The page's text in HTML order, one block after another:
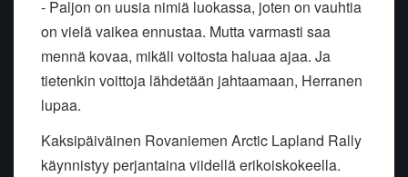
- Paljon on uusia nimiä luokassa, joten on vauhtia
on vielä vaikea ennustaa. Mutta varmasti saa
mennä kovaa, mikäli voitosta haluaa ajaa. Ja
tietenkin voittoja lähdetään jahtaamaan, Herranen
lupaa.
Kaksipäiväinen Rovaniemen Arctic Lapland Rally
käynnistyy perjantaina viidellä erikoiskokeella.